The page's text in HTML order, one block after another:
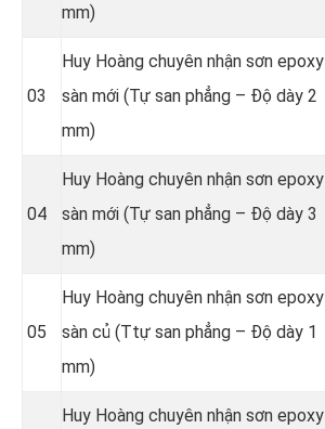
mm)
03
Huy Hoàng chuyên nhận sơn epoxy
sàn mới (Tự san phẳng – Độ dày 2
mm)
04
Huy Hoàng chuyên nhận sơn epoxy
sàn mới (Tự san phẳng – Độ dày 3
mm)
05
Huy Hoàng chuyên nhận sơn epoxy
sàn củ (Ttự san phẳng – Độ dày 1
mm)
Huy Hoàng chuyên nhận sơn epoxy